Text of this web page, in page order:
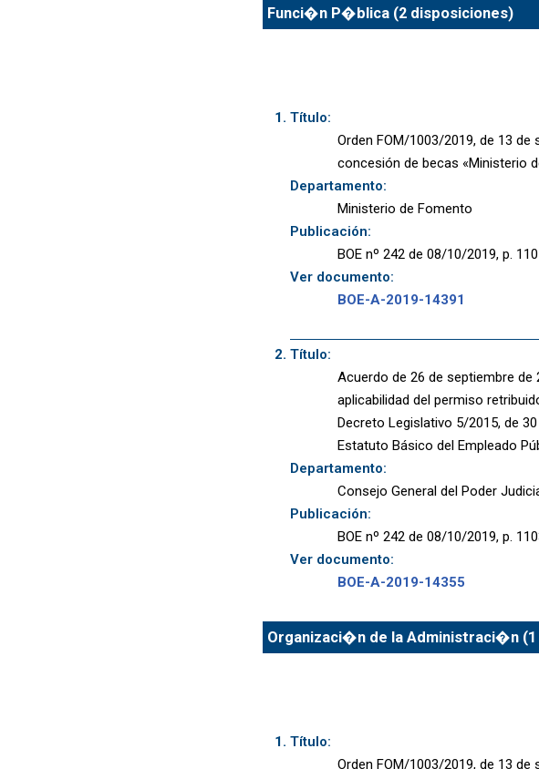
Funci�n P�blica (2 disposiciones)
Título:
Orden FOM/1003/2019, de 13
concesión de becas «Ministerio
Departamento:
Ministerio de Fomento
Publicación:
BOE nº 242 de 08/10/2019, p.
Ver documento:
BOE-A-2019-14391
Título:
Acuerdo de 26 de septiembre de
aplicabilidad del permiso
Decreto Legislativo 5/2015, de
Estatuto Básico del Empleado
Departamento:
Consejo General del Poder
Publicación:
BOE nº 242 de 08/10/2019, p.
Ver documento:
BOE-A-2019-14355
Organizaci�n de la Administraci�n
Título:
Orden FOM/1003/2019, de 13